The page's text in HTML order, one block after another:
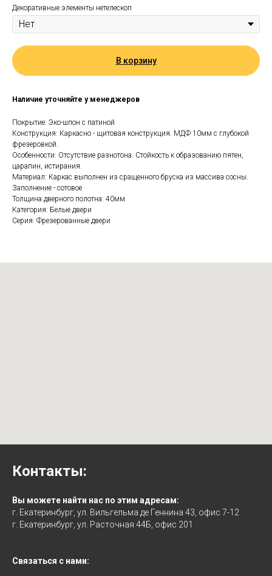
Декоративные элементы нетелескоп
В корзину
Наличие уточняйте у менеджеров
Покрытие: Эко-шпон с патиной
Конструкция: Каркасно - щитовая конструкция. МДФ 10мм с глубокой
фрезеровкой.
Особенности: Отсутствие разнотона. Стойкость к образованию пятен,
царапин, истирания.
Материал: Каркас выполнен из сращенного бруска из массива сосны.
Заполнение - сотовое
Толщина дверного полотна: 40мм
Категория: Белые двери
Серия: Фрезерованные двери
Контакты:
Вы можете найти нас по этим адресам:
г. Екатеринбург, ул. Вильгельма де Геннина 43, офис 7-12
г. Екатеринбург, ул. Расточная 44Б, офис 201
Связаться с нами: